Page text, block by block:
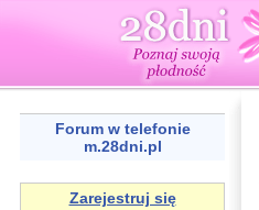
Forum w telefonie
m.28dni.pl
Zarejestruj się